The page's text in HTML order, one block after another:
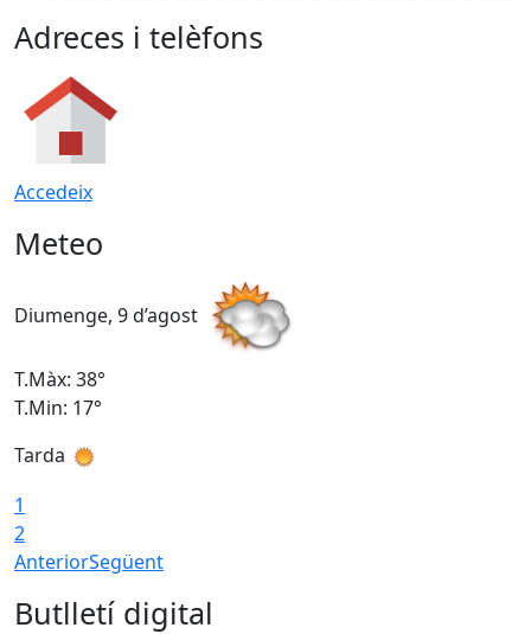
Adreces i telèfons
Accedeix
Meteo
Diumenge, 9 d’agost
T.Màx: 38°
T.Min: 17°
Tarda
1
2
AnteriorSegüent
Butlletí digital